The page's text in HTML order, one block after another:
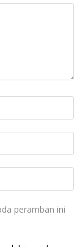
peramban ini